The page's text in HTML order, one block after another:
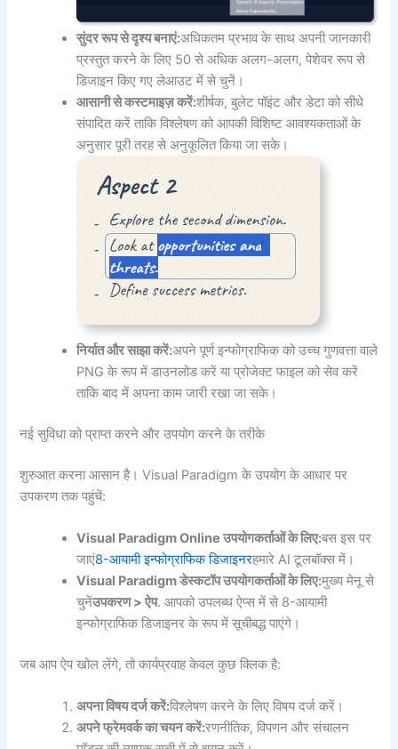
सुंदर रूप से दृश्य बनाएं:अधिकतम प्रभाव के साथ अपनी जानकारी
प्रस्तुत करने के लिए 50 से अधिक अलग-अलग, पेशेवर रूप से
डिजाइन किए गए लेआउट में से चुनें।
आसानी से कस्टमाइज़ करें:शीर्षक, बुलेट पॉइंट और डेटा को सीधे
संपादित करें ताकि विश्लेषण को आपकी विशिष्ट आवश्यकताओं के
अनुसार पूरी तरह से अनुकूलित किया जा सके।
निर्यात और साझा करें:अपने पूर्ण इन्फोग्राफिक को उच्च गुणवत्ता वाले
PNG के रूप में डाउनलोड करें या प्रोजेक्ट फाइल को सेव करें
ताकि बाद में अपना काम जारी रखा जा सके।
नई सुविधा को प्राप्त करने और उपयोग करने के तरीके
शुरुआत करना आसान है। Visual Paradigm के उपयोग के आधार पर
उपकरण तक पहुंचें:
Visual Paradigm Online उपयोगकर्ताओं के लिए:बस इस पर
जाएं8-आयामी इन्फोग्राफिक डिजाइनरहमारे AI टूलबॉक्स में।
Visual Paradigm डेस्कटॉप उपयोगकर्ताओं के लिए:मुख्य मेनू से
चुनेंउपकरण > ऐप. आपको उपलब्ध ऐप्स में से 8-आयामी
इन्फोग्राफिक डिजाइनर के रूप में सूचीबद्ध पाएंगे।
जब आप ऐप खोल लेंगे, तो कार्यप्रवाह केवल कुछ क्लिक है:
अपना विषय दर्ज करें:विश्लेषण करने के लिए विषय दर्ज करें।
अपने फ्रेमवर्क का चयन करें:रणनीतिक, विपणन और संचालन